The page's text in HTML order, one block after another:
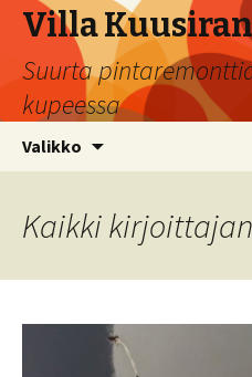
Villa
Suurta
kupeessa
Valikko
Kaikki kirjoittajan